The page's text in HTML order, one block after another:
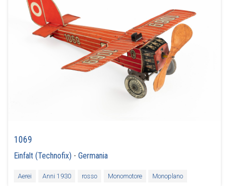
1069
Einfalt (Technofix) -Germania
Aerei Anni 1930 rosso Monomotore Monoplano